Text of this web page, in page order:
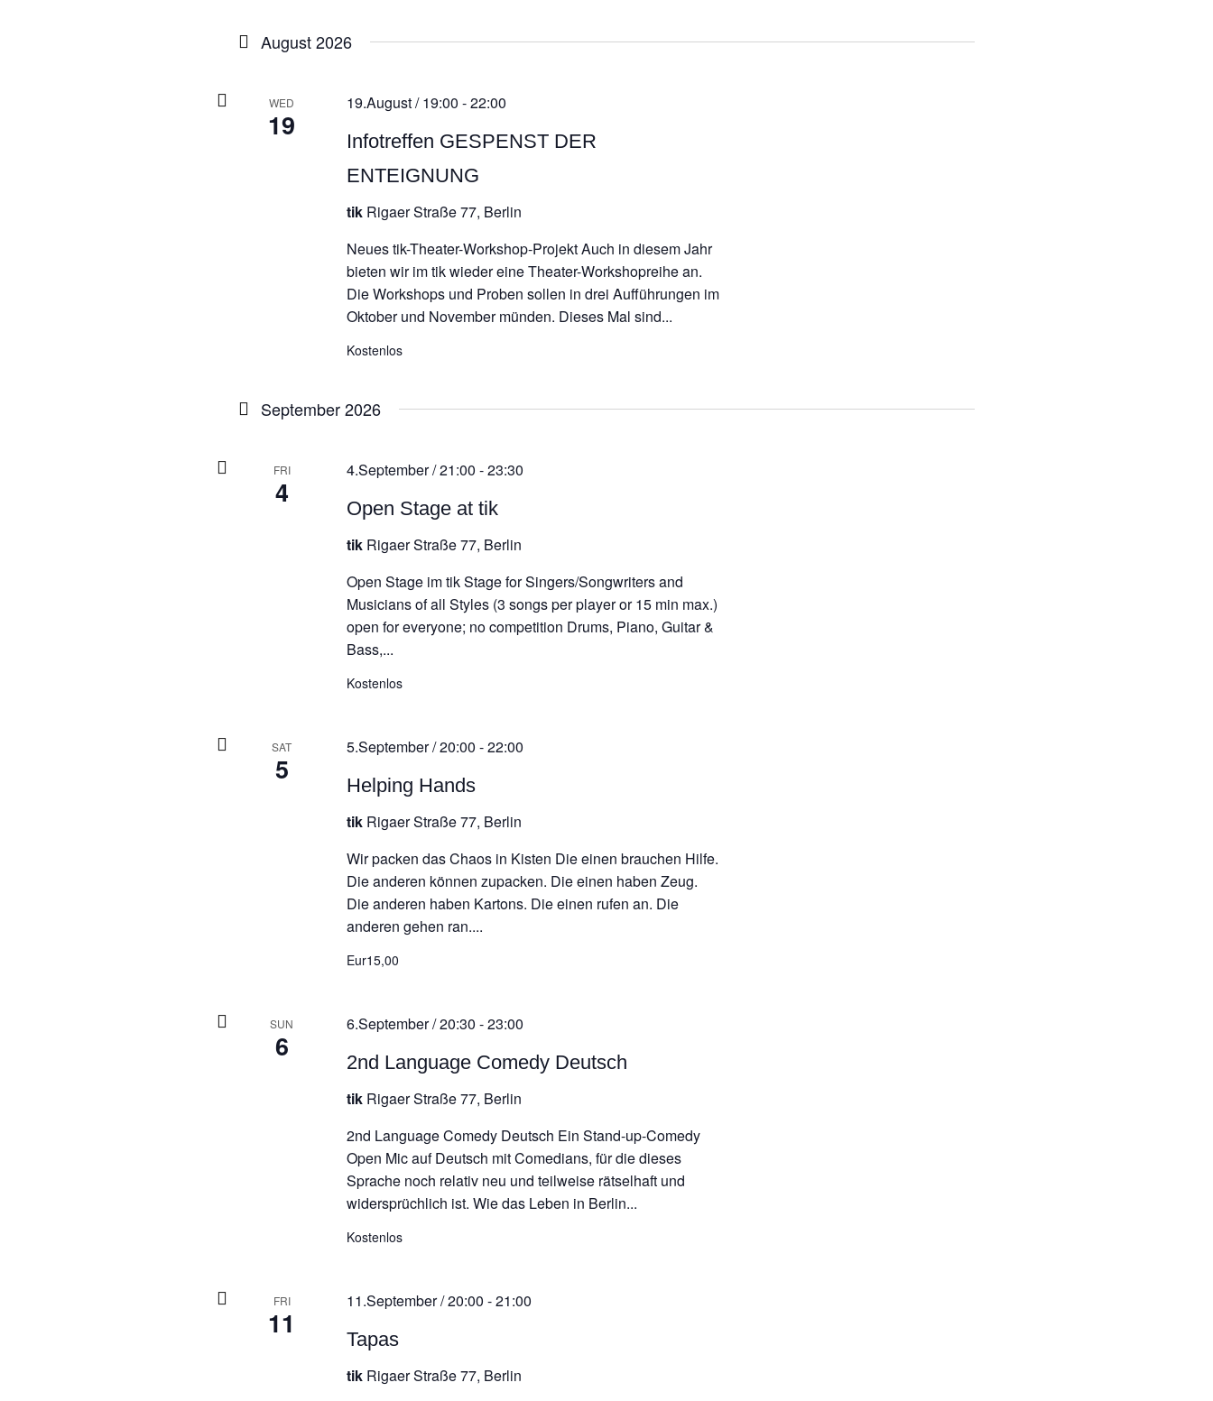
wählen.
August 2026
WED
19
Infotreffen GESPENST DER
ENTEIGNUNG
19.August / 19:00 -22:00
tik Rigaer Straße 77, Berlin
Neues tik-Theater-Workshop-Projekt Auch in diesem Jahr
bieten wir im tik wieder eine Theater-Workshopreihe an.
Die Workshops und Proben sollen in drei Aufführungen im
Oktober und November münden. Dieses Mal sind...
Kostenlos
September 2026
FRI
4 Open Stage at tik
4.September / 21:00 -23:30
tik Rigaer Straße 77, Berlin
Open Stage im tik Stage for Singers/Songwriters and
Musicians of all Styles (3 songs per player or 15 min max.)
open for everyone; no competition Drums, Piano, Guitar &
Bass,...
Kostenlos
SAT
5 Helping Hands
5.September / 20:00 -22:00
tik Rigaer Straße 77, Berlin
Wir packen das Chaos in Kisten Die einen brauchen Hilfe.
Die anderen können zupacken. Die einen haben Zeug.
Die anderen haben Kartons. Die einen rufen an. Die
anderen gehen ran....
Eur15,00
SUN
6 2nd Language Comedy Deutsch
6.September / 20:30 -23:00
tik Rigaer Straße 77, Berlin
2nd Language Comedy Deutsch Ein Stand-up-Comedy
Open Mic auf Deutsch mit Comedians, für die dieses
Sprache noch relativ neu und teilweise rätselhaft und
widersprüchlich ist. Wie das Leben in Berlin...
Kostenlos
FRI
11 Tapas
11.September / 20:00 -21:00
tik Rigaer Straße 77, Berlin